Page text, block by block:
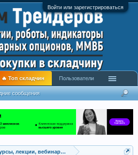
Войти или зарегистрироваться
лекции, вебинары, учебный материал
сообщения
🔥 Топ складчин Пользователи